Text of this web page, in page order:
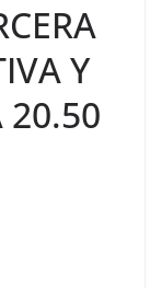
Y
20.50